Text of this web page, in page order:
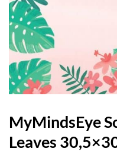
MyMindsEye
Leaves